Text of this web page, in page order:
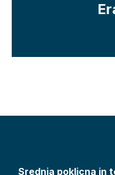
Srednja poklicna in